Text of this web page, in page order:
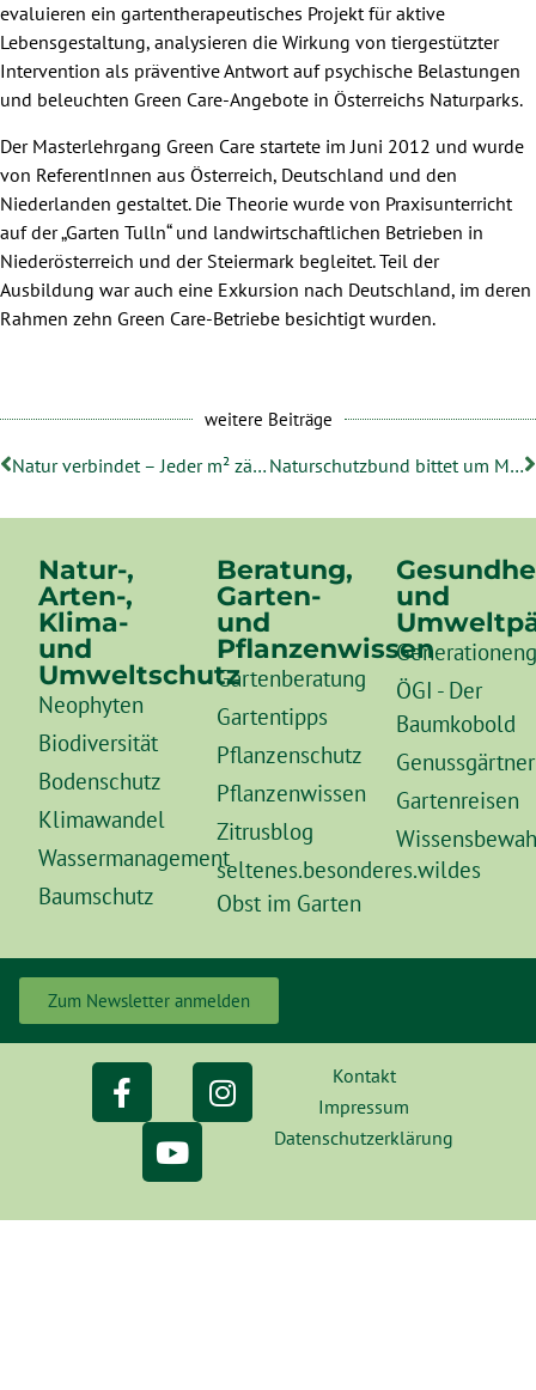
evaluieren ein gartentherapeutisches Projekt für aktive
Lebensgestaltung, analysieren die Wirkung von tiergestützter
Intervention als präventive Antwort auf psychische Belastungen
und beleuchten Green Care-Angebote in Österreichs Naturparks.
Der Masterlehrgang Green Care startete im Juni 2012 und wurde
von ReferentInnen aus Österreich, Deutschland und den
Niederlanden gestaltet. Die Theorie wurde von Praxisunterricht
auf der „Garten Tulln“ und landwirtschaftlichen Betrieben in
Niederösterreich und der Steiermark begleitet. Teil der
Ausbildung war auch eine Exkursion nach Deutschland, im deren
Rahmen zehn Green Care-Betriebe besichtigt wurden.
weitere Beiträge
Natur verbindet – Jeder m² zählt ! Naturschutzbund bittet um Meldung von Alpenhummel-Beobachtungen
Natur-,
Arten-,
Klima-
und
Umweltschutz
Neophyten
Biodiversität
Bodenschutz
Klimawandel
Wassermanagement
Baumschutz
Beratung,
Garten-
und
Pflanzenwissen
Gartenberatung
Gartentipps
Pflanzenschutz
Pflanzenwissen
Zitrusblog
seltenes.besonderes.wildes
Obst im Garten
und
ÖGI - Der
Baumkobold
Gartenreisen
Zum Newsletter anmelden
Kontakt
Impressum
Datenschutzerklärung